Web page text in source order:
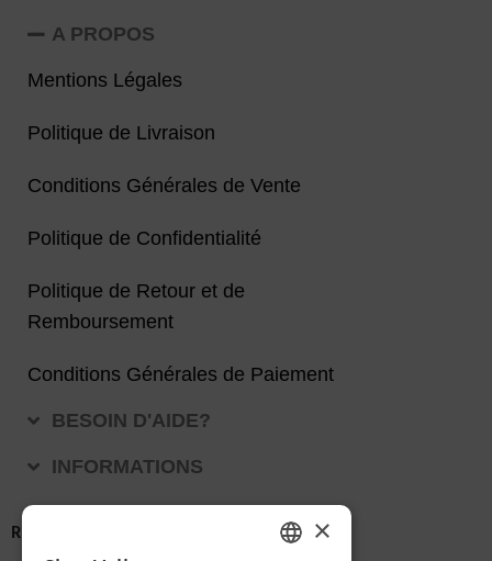
A PROPOS
Mentions Légales
Politique de Livraison
Conditions Générales de Vente
Politique de Confidentialité
Politique de Retour et de
Remboursement
Conditions Générales de Paiement
BESOIN D'AIDE?
INFORMATIONS
REJOIGNEZ-NOUS ×